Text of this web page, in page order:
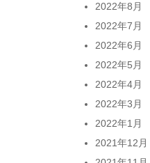
2022年8月
2022年7月
2022年6月
2022年5月
2022年4月
2022年3月
2022年1月
2021年12月